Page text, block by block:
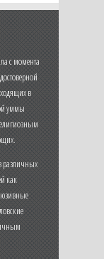
с момента
в
уммы
различных
как